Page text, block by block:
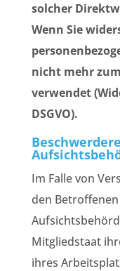
solcher
Wenn Sie
nicht mehr
verwendet
DSGVO).
Im Falle von
den
Mitgliedstaat
ihres